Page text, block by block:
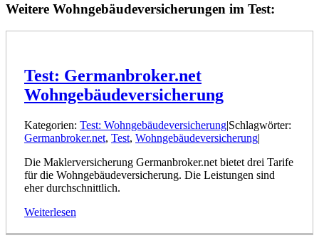
Weitere Wohngebäudeversicherungen im Test:
Test: Germanbroker.net
Wohngebäudeversicherung
Kategorien: Test: Wohngebäudeversicherung|Schlagwörter:
Germanbroker.net, Test, Wohngebäudeversicherung|
Die Maklerversicherung Germanbroker.net bietet drei Tarife
für die Wohngebäudeversicherung. Die Leistungen sind
eher durchschnittlich.
Weiterlesen